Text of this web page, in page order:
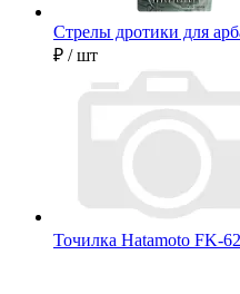
Стрелы дротики для
₽ / шт
Точилка Hatamoto FK-